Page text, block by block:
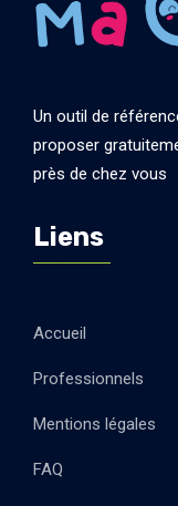
Un outil de
proposer
près de chez vous
Liens
Accueil
Professionnels
Mentions légales
FAQ